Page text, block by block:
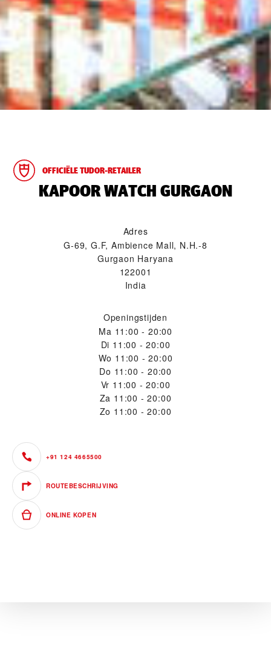
OFFICIËLE TUDOR-RETAILER
‭KAPOOR WATCH GURGAON‬
Adres
G-69, G.F, Ambience Mall, N.H.-8
Gurgaon Haryana
122001
India
Openingstijden
Ma 11:00 - 20:00
Di 11:00 - 20:00
Wo 11:00 - 20:00
Do 11:00 - 20:00
Vr 11:00 - 20:00
Za 11:00 - 20:00
Zo 11:00 - 20:00
+91 124 4665500
ROUTEBESCHRIJVING
ONLINE KOPEN